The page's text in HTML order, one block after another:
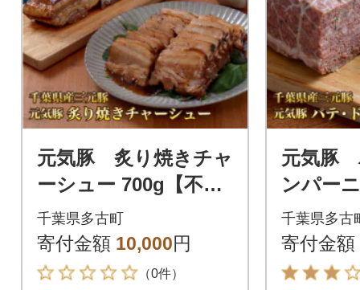
元気豚 炙り焼きチャ
ーシュー 700g【不定
貫】
千葉県多古町
寄付金額 10,000円
（0件）
元気豚
ンパー
千葉県多古
寄付金額